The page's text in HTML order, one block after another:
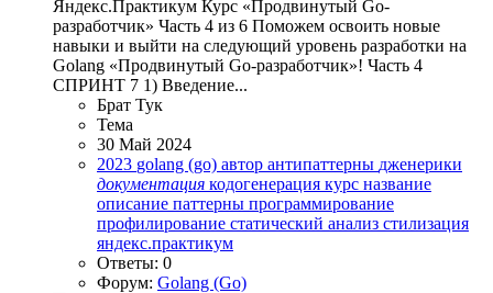
Яндекс.Практикум Курс «Продвинутый Go-
разработчик» Часть 4 из 6 Поможем освоить новые
навыки и выйти на следующий уровень разработки на
Golang «Продвинутый Go-разработчик»! Часть 4
СПРИНТ 7 1) Введение...
Брат Тук
Тема
30 Май 2024
2023 golang (go) автор антипаттерны дженерики
документация кодогенерация курс название
описание паттерны программирование
профилирование статический анализ стилизация
яндекс.практикум
Ответы: 0
Форум: Golang (Go)